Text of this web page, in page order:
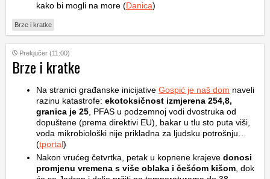
kako bi mogli na more (Danica)
Brze i kratke
Prekjučer (11:00)
Brze i kratke
Na stranici građanske inicijative Gospić je naš dom naveli
razinu katastrofe: ekotoksičnost izmjerena 254,8,
granica je 25 , PFAS u podzemnoj vodi dvostruka od
dopuštene (prema direktivi EU), bakar u tlu sto puta viši,
voda mikrobiološki nije prikladna za ljudsku potrošnju…
(tportal)
Nakon vrućeg četvrtka, petak u kopnene krajeve donosi
promjenu vremena s više oblaka i češćom kišom , dok